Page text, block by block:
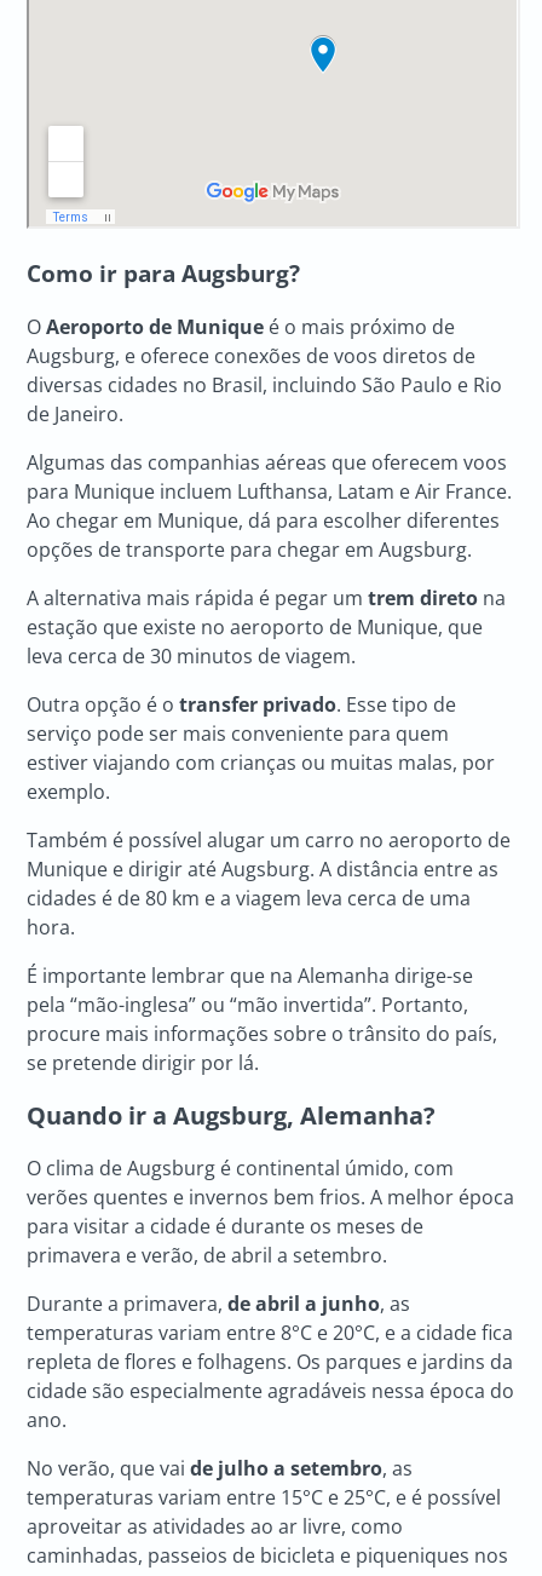
Como ir para Augsburg?
OAeroporto de Munique é o mais próximo de
Augsburg, e oferece conexões de voos diretos de
diversas cidades no Brasil, incluindo São Paulo e Rio
de Janeiro.
Algumas das companhias aéreas que oferecem voos
para Munique incluem Lufthansa, Latam e Air France.
Ao chegar em Munique, dá para escolher diferentes
opções de transporte para chegar em Augsburg.
A alternativa mais rápida é pegar umtrem direto na
estação que existe no aeroporto de Munique, que
leva cerca de 30 minutos de viagem.
Outra opção é otransfer privado. Esse tipo de
serviço pode ser mais conveniente para quem
estiver viajando com crianças ou muitas malas, por
exemplo.
Também é possível alugar um carro no aeroporto de
Munique e dirigir até Augsburg. A distância entre as
cidades é de 80 km e a viagem leva cerca de uma
hora.
É importante lembrar que na Alemanha dirige-se
pela “mão-inglesa” ou “mão invertida”. Portanto,
procure mais informações sobre o trânsito do país,
se pretende dirigir por lá.
Quando ir a Augsburg, Alemanha?
O clima de Augsburg é continental úmido, com
verões quentes e invernos bem frios. A melhor época
para visitar a cidade é durante os meses de
primavera e verão, de abril a setembro.
Durante a primavera,de abril a junho, as
temperaturas variam entre 8°C e 20°C, e a cidade fica
repleta de flores e folhagens. Os parques e jardins da
cidade são especialmente agradáveis nessa época do
ano.
No verão, que vaide julho a setembro, as
temperaturas variam entre 15°C e 25°C, e é possível
aproveitar as atividades ao ar livre, como
caminhadas, passeios de bicicleta e piqueniques nos